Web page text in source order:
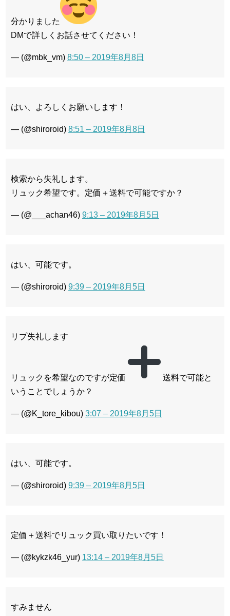
分かりました
DMで詳しくお話させてください！
— (@mbk_vm) 8:50 – 2019年8月8日
はい、よろしくお願いします！
— (@shiroroid) 8:51 – 2019年8月8日
検索から失礼します。
リュック希望です。定価＋送料で可能ですか？
— (@___achan46) 9:13 – 2019年8月5日
はい、可能です。
— (@shiroroid) 9:39 – 2019年8月5日
リプ失礼します
リュックを希望なのですが定価
送料で可能と
いうことでしょうか？
— (@K_tore_kibou) 3:07 – 2019年8月5日
はい、可能です。
— (@shiroroid) 9:39 – 2019年8月5日
定価＋送料でリュック買い取りたいです！
— (@kykzk46_yur) 13:14 – 2019年8月5日
すみません